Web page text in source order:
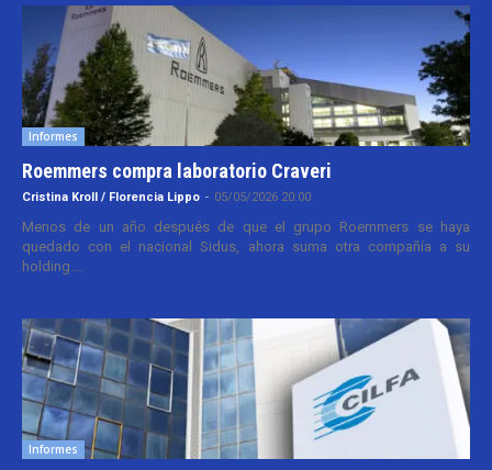
Informes
Roemmers compra laboratorio Craveri
Cristina Kroll / Florencia Lippo - 05/05/2026 20:00
Menos de un año después de que el grupo Roemmers se haya
quedado con el nacional Sidus, ahora suma otra compañía a su
holding....
Informes